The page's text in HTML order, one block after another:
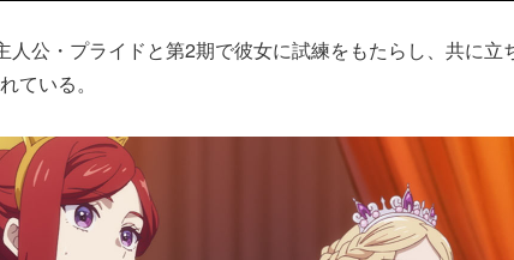
人公・プライドと第2期で彼女に試練をもたらし、共に立
ている。